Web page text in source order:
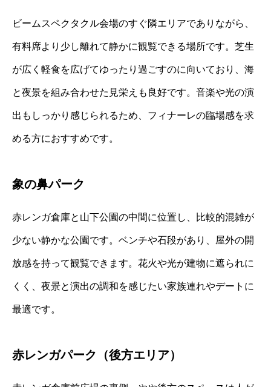
ビームスペクタクル会場のすぐ隣エリアでありながら、
有料席より少し離れて静かに観覧できる場所です。芝生
が広く軽食を広げてゆったり過ごすのに向いており、海
と夜景を組み合わせた見栄えも良好です。音楽や光の演
出もしっかり感じられるため、フィナーレの臨場感を求
める方におすすめです。
象の鼻パーク
赤レンガ倉庫と山下公園の中間に位置し、比較的混雑が
少ない静かな公園です。ベンチや石段があり、屋外の開
放感を持って観覧できます。花火や光が建物に遮られに
くく、夜景と演出の調和を感じたい家族連れやデートに
最適です。
赤レンガパーク（後方エリア）